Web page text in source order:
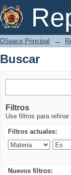
Buscar
DSpace Principal →
Buscar
Filtros
Use filtros para
Filtros actuales:
Nuevos filtros: